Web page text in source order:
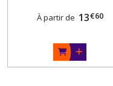
À partir de 13€60